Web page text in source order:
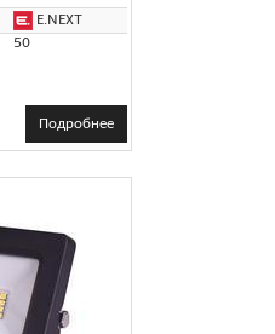
E.NEXT
50
Подробнее